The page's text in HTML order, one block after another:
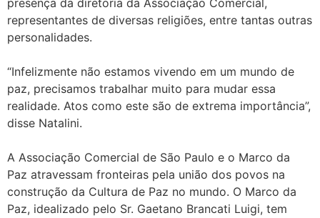
presença da diretoria da Associação Comercial,
representantes de diversas religiões, entre tantas outras
personalidades.
“Infelizmente não estamos vivendo em um mundo de
paz, precisamos trabalhar muito para mudar essa
realidade. Atos como este são de extrema importância”,
disse Natalini.
A Associação Comercial de São Paulo e o Marco da
Paz atravessam fronteiras pela união dos povos na
construção da Cultura de Paz no mundo. O Marco da
Paz, idealizado pelo Sr. Gaetano Brancati Luigi, tem